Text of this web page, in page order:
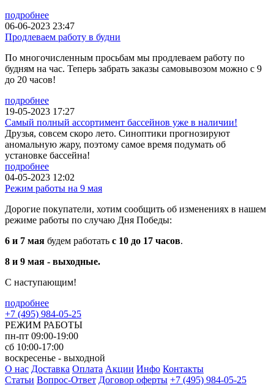
подробнее
06-06-2023 23:47
Продлеваем работу в будни
По многочисленным просьбам мы продлеваем работу по
будням на час. Теперь забрать заказы самовывозом можно с 9
до 20 часов!
подробнее
19-05-2023 17:27
Самый полный ассортимент бассейнов уже в наличии!
Друзья, совсем скоро лето. Синоптики прогнозируют
аномальную жару, поэтому самое время подумать об
установке бассейна!
подробнее
04-05-2023 12:02
Режим работы на 9 мая
Дорогие покупатели, хотим сообщить об изменениях в нашем
режиме работы по случаю Дня Победы:
6 и 7 мая будем работать с 10 до 17 часов.
8 и 9 мая - выходные.
С наступающим!
подробнее
+7 (495) 984-05-25
РЕЖИМ РАБОТЫ
пн-пт 09:00-19:00
сб 10:00-17:00
воскресенье - выходной
О нас Доставка Оплата Акции Инфо Контакты
Статьи Вопрос-Ответ Договор оферты +7 (495) 984-05-25